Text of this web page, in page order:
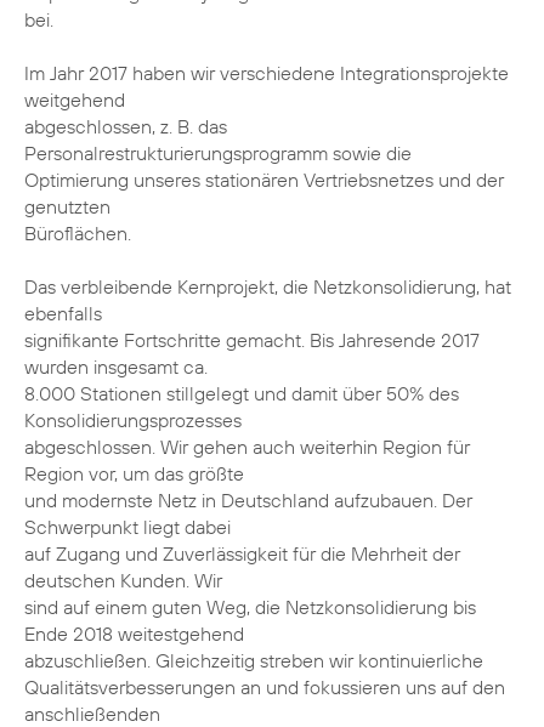
bei.
Im Jahr 2017 haben wir verschiedene Integrationsprojekte
weitgehend
abgeschlossen, z. B. das
Personalrestrukturierungsprogramm sowie die
Optimierung unseres stationären Vertriebsnetzes und der
genutzten
Büroflächen.
Das verbleibende Kernprojekt, die Netzkonsolidierung, hat
ebenfalls
signifikante Fortschritte gemacht. Bis Jahresende 2017
wurden insgesamt ca.
8.000 Stationen stillgelegt und damit über 50% des
Konsolidierungsprozesses
abgeschlossen. Wir gehen auch weiterhin Region für
Region vor, um das größte
und modernste Netz in Deutschland aufzubauen. Der
Schwerpunkt liegt dabei
auf Zugang und Zuverlässigkeit für die Mehrheit der
deutschen Kunden. Wir
sind auf einem guten Weg, die Netzkonsolidierung bis
Ende 2018 weitestgehend
abzuschließen. Gleichzeitig streben wir kontinuierliche
Qualitätsverbesserungen an und fokussieren uns auf den
anschließenden